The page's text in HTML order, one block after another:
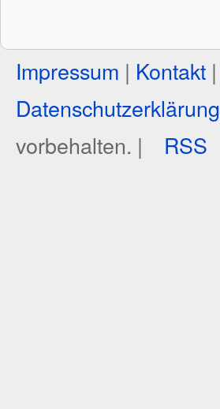
Impressum | Kontakt |
Datenschutzerklärung
vorbehalten. |
RSS